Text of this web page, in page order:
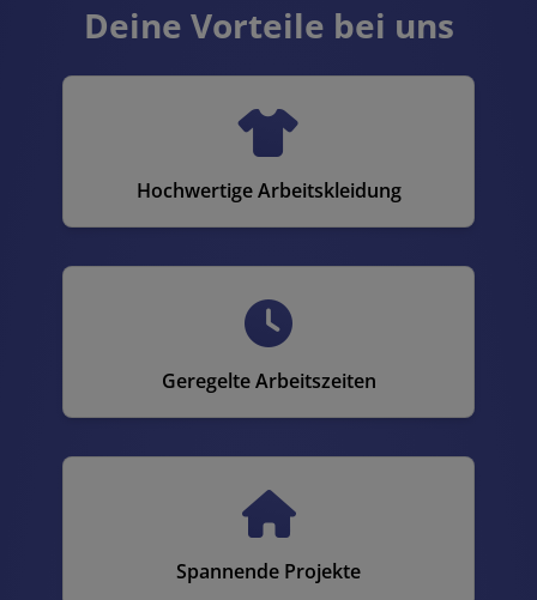
Deine Vorteile bei uns
Hochwertige Arbeitskleidung
Geregelte Arbeitszeiten
Spannende Projekte